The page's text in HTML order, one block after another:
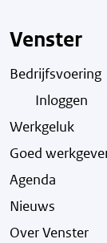
Venster
Bedrijfsvoering
Inloggen
Werkgeluk
Goed
Agenda
Nieuws
Over Venster